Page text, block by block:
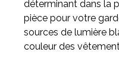
déterminant dans la
pièce pour votre
sources de lumière
couleur des